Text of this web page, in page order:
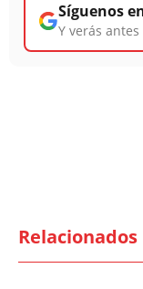
Síguenos
Y verás
Relacionados